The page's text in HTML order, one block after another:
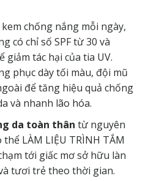
chống nắng mỗi ngày,
có chỉ số SPF từ 30 và
tác hại của tia UV.
phục dày tối màu, đội mũ
để tăng hiệu quả chống
và nhanh lão hóa.
da toàn thân từ nguyên
thể LÀM LIỆU TRÌNH TẮM
tới giấc mơ sở hữu làn
tươi trẻ theo thời gian.